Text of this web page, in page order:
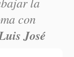
con
José